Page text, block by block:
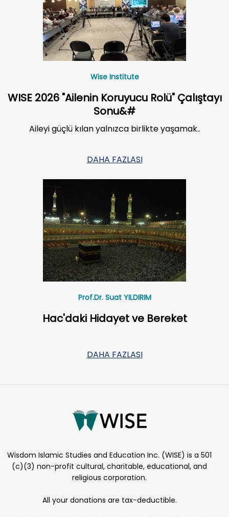
Wise Institute
WISE 2026 "Ailenin Koruyucu Rolü" Çalıştayı
Sonu&#
Aileyi güçlü kılan yalnızca birlikte yaşamak..
DAHA FAZLASI
Prof.Dr. Suat YILDIRIM
Hac'daki Hidayet ve Bereket
DAHA FAZLASI
Wisdom Islamic Studies and Education Inc. (WISE) is a 501
(c)(3) non-profit cultural, charitable, educational, and
religious corporation.
All your donations are tax-deductible.